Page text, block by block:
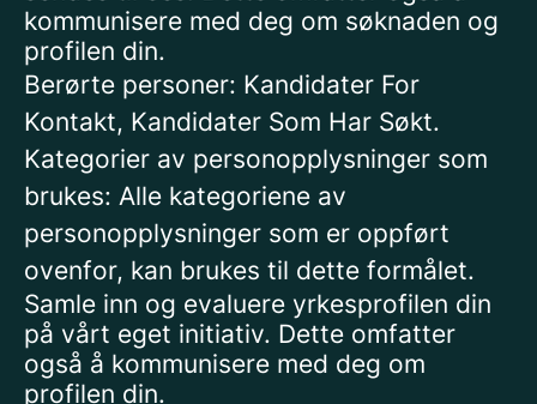
kommunisere med deg om søknaden og
profilen din.
Berørte personer: Kandidater For
Kontakt, Kandidater Som Har Søkt.
Kategorier av personopplysninger som
brukes: Alle kategoriene av
personopplysninger som er oppført
ovenfor, kan brukes til dette formålet.
Samle inn og evaluere yrkesprofilen din
på vårt eget initiativ. Dette omfatter
også å kommunisere med deg om
profilen din.